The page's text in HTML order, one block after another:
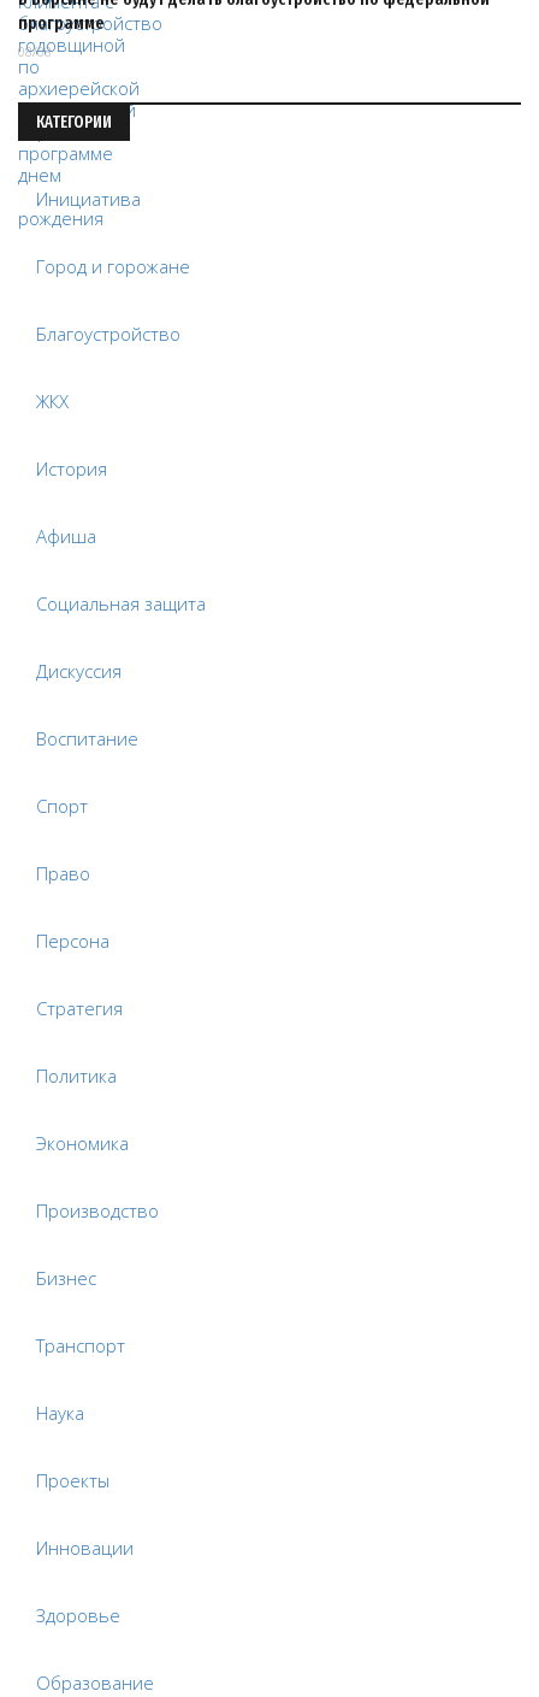
программе
08/08
КАТЕГОРИИ
Инициатива
Город и горожане
Благоустройство
ЖКХ
История
Афиша
Социальная защита
Дискуссия
Воспитание
Спорт
Право
Персона
Стратегия
Политика
Экономика
Производство
Бизнес
Транспорт
Наука
Проекты
Инновации
Здоровье
Образование